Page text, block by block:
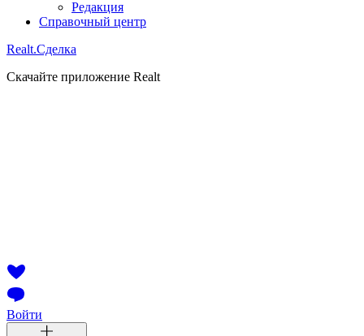
Редакция
Справочный центр
Realt.Сделка
Скачайте приложение Realt
Войти